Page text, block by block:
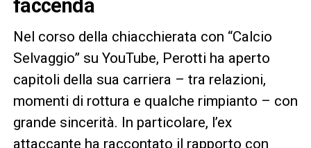
faccenda
Nel corso della chiacchierata con “Calcio
Selvaggio” su YouTube, Perotti ha aperto
capitoli della sua carriera – tra relazioni,
momenti di rottura e qualche rimpianto – con
grande sincerità. In particolare, l’ex
attaccante ha raccontato il rapporto con